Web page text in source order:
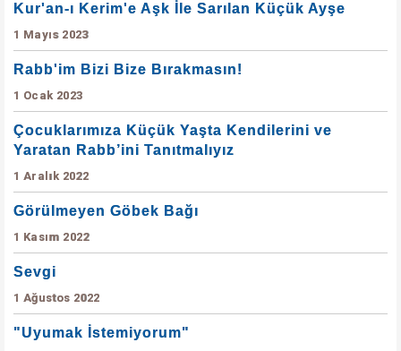
Kur'an-ı Kerim'e Aşk İle Sarılan Küçük Ayşe
1 Mayıs 2023
Rabb'im Bizi Bize Bırakmasın!
1 Ocak 2023
Çocuklarımıza Küçük Yaşta Kendilerini ve
Yaratan Rabb’ini Tanıtmalıyız
1 Aralık 2022
Görülmeyen Göbek Bağı
1 Kasım 2022
Sevgi
1 Ağustos 2022
"Uyumak İstemiyorum"